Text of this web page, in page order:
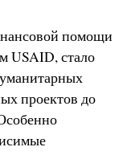
помощи
USAID, стало
проектов до